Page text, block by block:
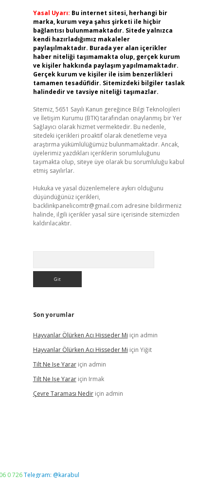
Yasal Uyarı: Bu internet sitesi, herhangi bir
marka, kurum veya şahıs şirketi ile hiçbir
bağlantısı bulunmamaktadır. Sitede yalnızca
kendi hazırladığımız makaleler
paylaşılmaktadır. Burada yer alan içerikler
haber niteliği taşımamakta olup, gerçek kurum
ve kişiler hakkında paylaşım yapılmamaktadır.
Gerçek kurum ve kişiler ile isim benzerlikleri
tamamen tesadüfidir. Sitemizdeki bilgiler taslak
halindedir ve tavsiye niteliği taşımazlar.
Sitemiz, 5651 Sayılı Kanun gereğince Bilgi Teknolojileri
ve İletişim Kurumu (BTK) tarafından onaylanmış bir Yer
Sağlayıcı olarak hizmet vermektedir. Bu nedenle,
sitedeki içerikleri proaktif olarak denetleme veya
araştırma yükümlülüğümüz bulunmamaktadır. Ancak,
üyelerimiz yazdıkları içeriklerin sorumluluğunu
taşımakta olup, siteye üye olarak bu sorumluluğu kabul
etmiş sayılırlar.
Hukuka ve yasal düzenlemelere aykırı olduğunu
düşündüğünüz içerikleri,
backlinkpanelicomtr@gmail.com adresine bildirmeniz
halinde, ilgili içerikler yasal süre içerisinde sitemizden
kaldırılacaktır.
Son yorumlar
Hayvanlar Ölürken Acı Hisseder Mi için admin
Hayvanlar Ölürken Acı Hisseder Mi için Yiğit
Tilt Ne Işe Yarariçin admin
Tilt Ne Işe Yarariçin Irmak
Çevre Taraması Nediriçin admin
0 726Telegram: @karabul